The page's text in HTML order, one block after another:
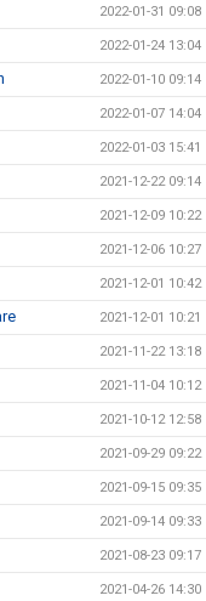
2022-01-31 09:08
2022-01-24 13:04
2022-01-10 09:14
2022-01-07 14:04
2022-01-03 15:41
2021-12-22 09:14
2021-12-09 10:22
2021-12-06 10:27
2021-12-01 10:42
2021-12-01 10:21
2021-11-22 13:18
2021-11-04 10:12
2021-10-12 12:58
2021-09-29 09:22
2021-09-15 09:35
2021-09-14 09:33
2021-08-23 09:17
2021-04-26 14:30